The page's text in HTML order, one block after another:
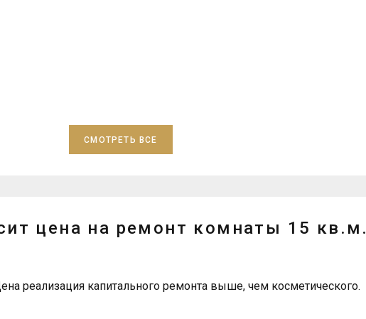
СМОТРЕТЬ ВСЕ
цена на ремонт комнаты 15 кв.м.
реализация капитального ремонта выше, чем косметического.